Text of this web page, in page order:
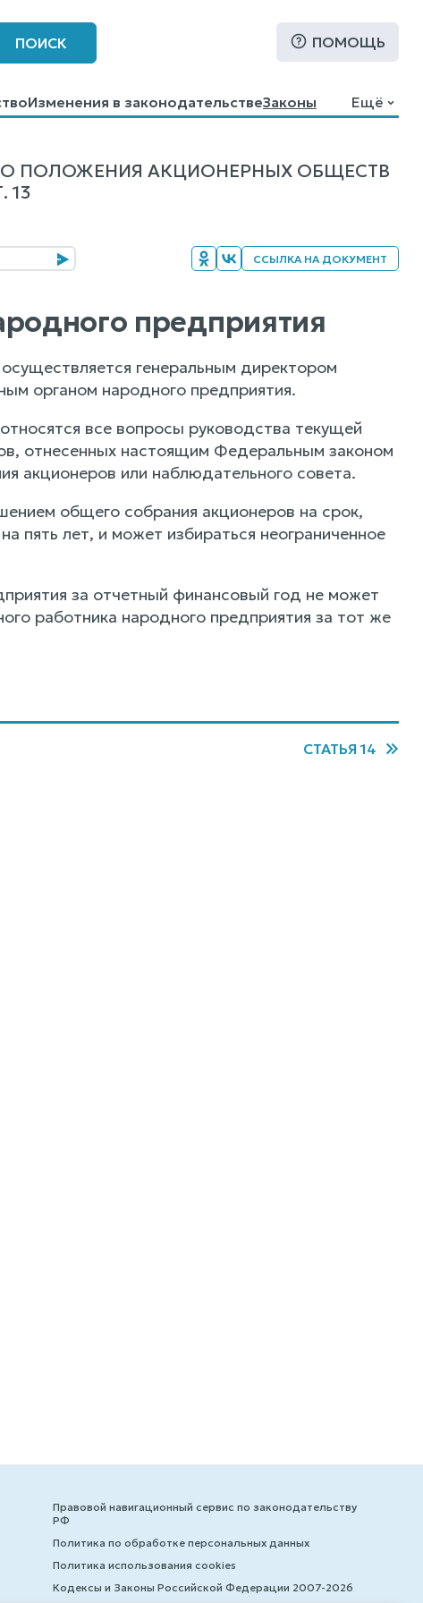
ПОИСК ПОМОЩЬ
Изменения в законодательствеЗаконы
Ещё
ПОЛОЖЕНИЯ АКЦИОНЕРНЫХ ОБЩЕСТВ
13
ССЫЛКА НА ДОКУМЕНТ
предприятия
генеральным директором
органом народного предприятия.
все вопросы руководства текущей
отнесенных настоящим Федеральным законом
акционеров или наблюдательного совета.
общего собрания акционеров на срок,
пять лет, и может избираться неограниченное
за отчетный финансовый год не может
работника народного предприятия за тот же
СТАТЬЯ 14
Правовой навигационный сервис по законодательству
РФ
Политика по обработке персональных данных
Политика использования cookies
Кодексы и Законы Российской Федерации 2007-2026